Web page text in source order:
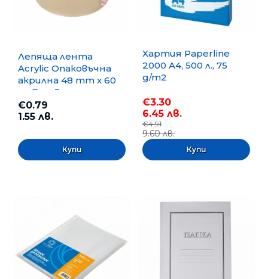
Лепяща лента
Acrylic Опаковъчна
акрилна 48 mm x 60
m, Безцветна
€0.79
1.55 лв.
Хартия Paperline
2000 A4, 500 л., 75
g/m2
€3.30
6.45 лв.
€4.91
9.60 лв.